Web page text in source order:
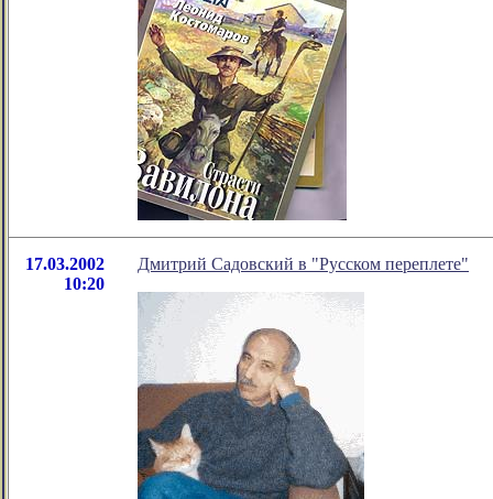
17.03.2002
10:20
Дмитрий Садовский в "Русском переплете"